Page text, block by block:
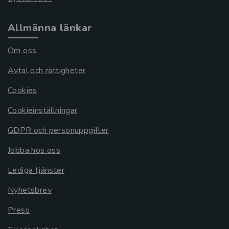
Allmänna länkar
Om oss
Avtal och rättigheter
Cookies
Cookieinställningar
GDPR och personuppgifter
Jobba hos oss
Lediga tjänster
Nyhetsbrev
Press